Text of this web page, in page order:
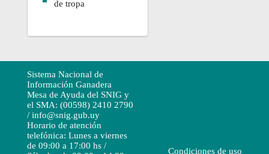
de tropa
Sistema Nacional de
Información Ganadera
Mesa de Ayuda del SNIG y
el SMA: (00598) 2410 2790
/ info@snig.gub.uy
Horario de atención
telefónica: Lunes a viernes
de 09:00 a 17:00 hs /
Condiciones de uso